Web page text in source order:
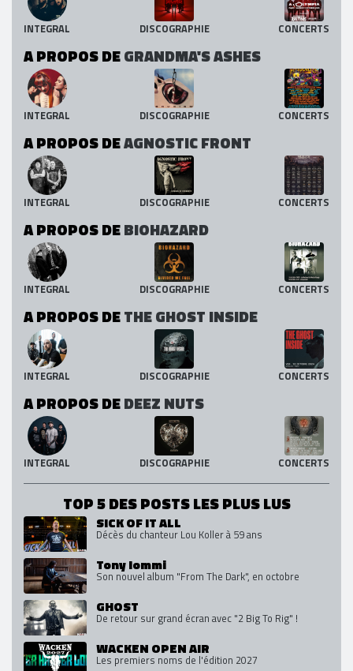
INTEGRAL DISCOGRAPHIE CONCERTS
A PROPOS DEGRANDMA'S ASHES
INTEGRAL DISCOGRAPHIE CONCERTS
A PROPOS DEAGNOSTIC FRONT
INTEGRAL DISCOGRAPHIE CONCERTS
A PROPOS DEBIOHAZARD
INTEGRAL DISCOGRAPHIE CONCERTS
A PROPOS DETHE GHOST INSIDE
INTEGRAL DISCOGRAPHIE CONCERTS
A PROPOS DEDEEZ NUTS
INTEGRAL DISCOGRAPHIE CONCERTS
TOP 5 DES POSTS LES PLUS LUS
SICK OF IT ALL
Décès du chanteur Lou Koller à 59 ans
Tony Iommi
Son nouvel album "From The Dark", en octobre
GHOST
De retour sur grand écran avec "2 Big To Rig" !
WACKEN OPEN AIR
Les premiers noms de l'édition 2027